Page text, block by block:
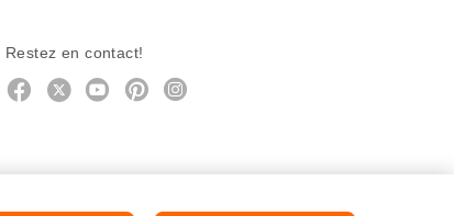
Restez en contact!
Facebook
http://twitter.com/migros
https://www.youtube.com/user/
PinterestInstagram